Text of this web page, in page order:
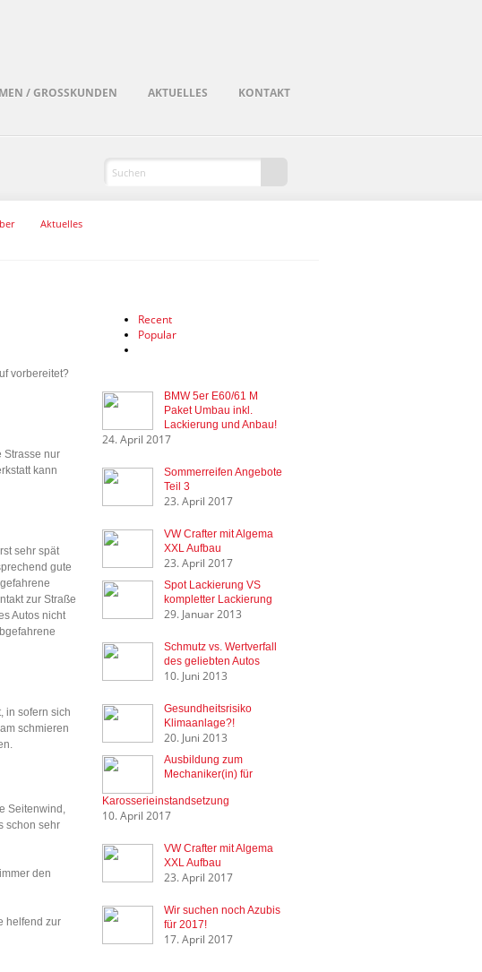
/ GROSSKUNDEN AKTUELLES KONTAKT
Aktuelles
vorbereitet?
Strasse nur
kann
sehr spät
gute
zur Straße
Autos nicht
in sofern sich
schmieren
Seitenwind,
schon sehr
den
helfend zur
Recent
Popular
BMW 5er E60/61 M
Paket Umbau inkl.
Lackierung und Anbau!
24. April 2017
Sommerreifen Angebote
Teil 3
23. April 2017
VW Crafter mit Algema
XXL Aufbau
23. April 2017
Spot Lackierung VS
kompletter Lackierung
29. Januar 2013
Schmutz vs. Wertverfall
des geliebten Autos
10. Juni 2013
Gesundheitsrisiko
Klimaanlage?!
20. Juni 2013
Ausbildung zum
Mechaniker(in) für
Karosserieinstandsetzung
10. April 2017
VW Crafter mit Algema
XXL Aufbau
23. April 2017
Wir suchen noch Azubis
für 2017!
17. April 2017